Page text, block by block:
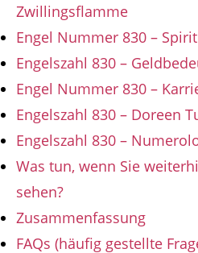
Zwillingsflamme
Engel Nummer 830 –
Engelszahl 830 –
Engel Nummer 830 –
Engelszahl 830 – Doreen
Engelszahl 830 –
Was tun, wenn Sie
sehen?
Zusammenfassung
FAQs (häufig gestellte